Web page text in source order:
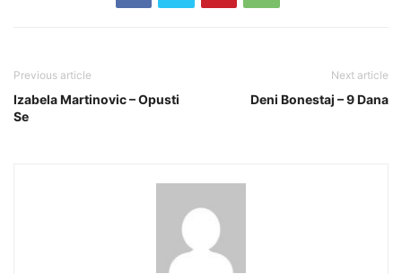
Previous article
Izabela Martinovic – Opusti
Se
Next article
Deni Bonestaj – 9 Dana